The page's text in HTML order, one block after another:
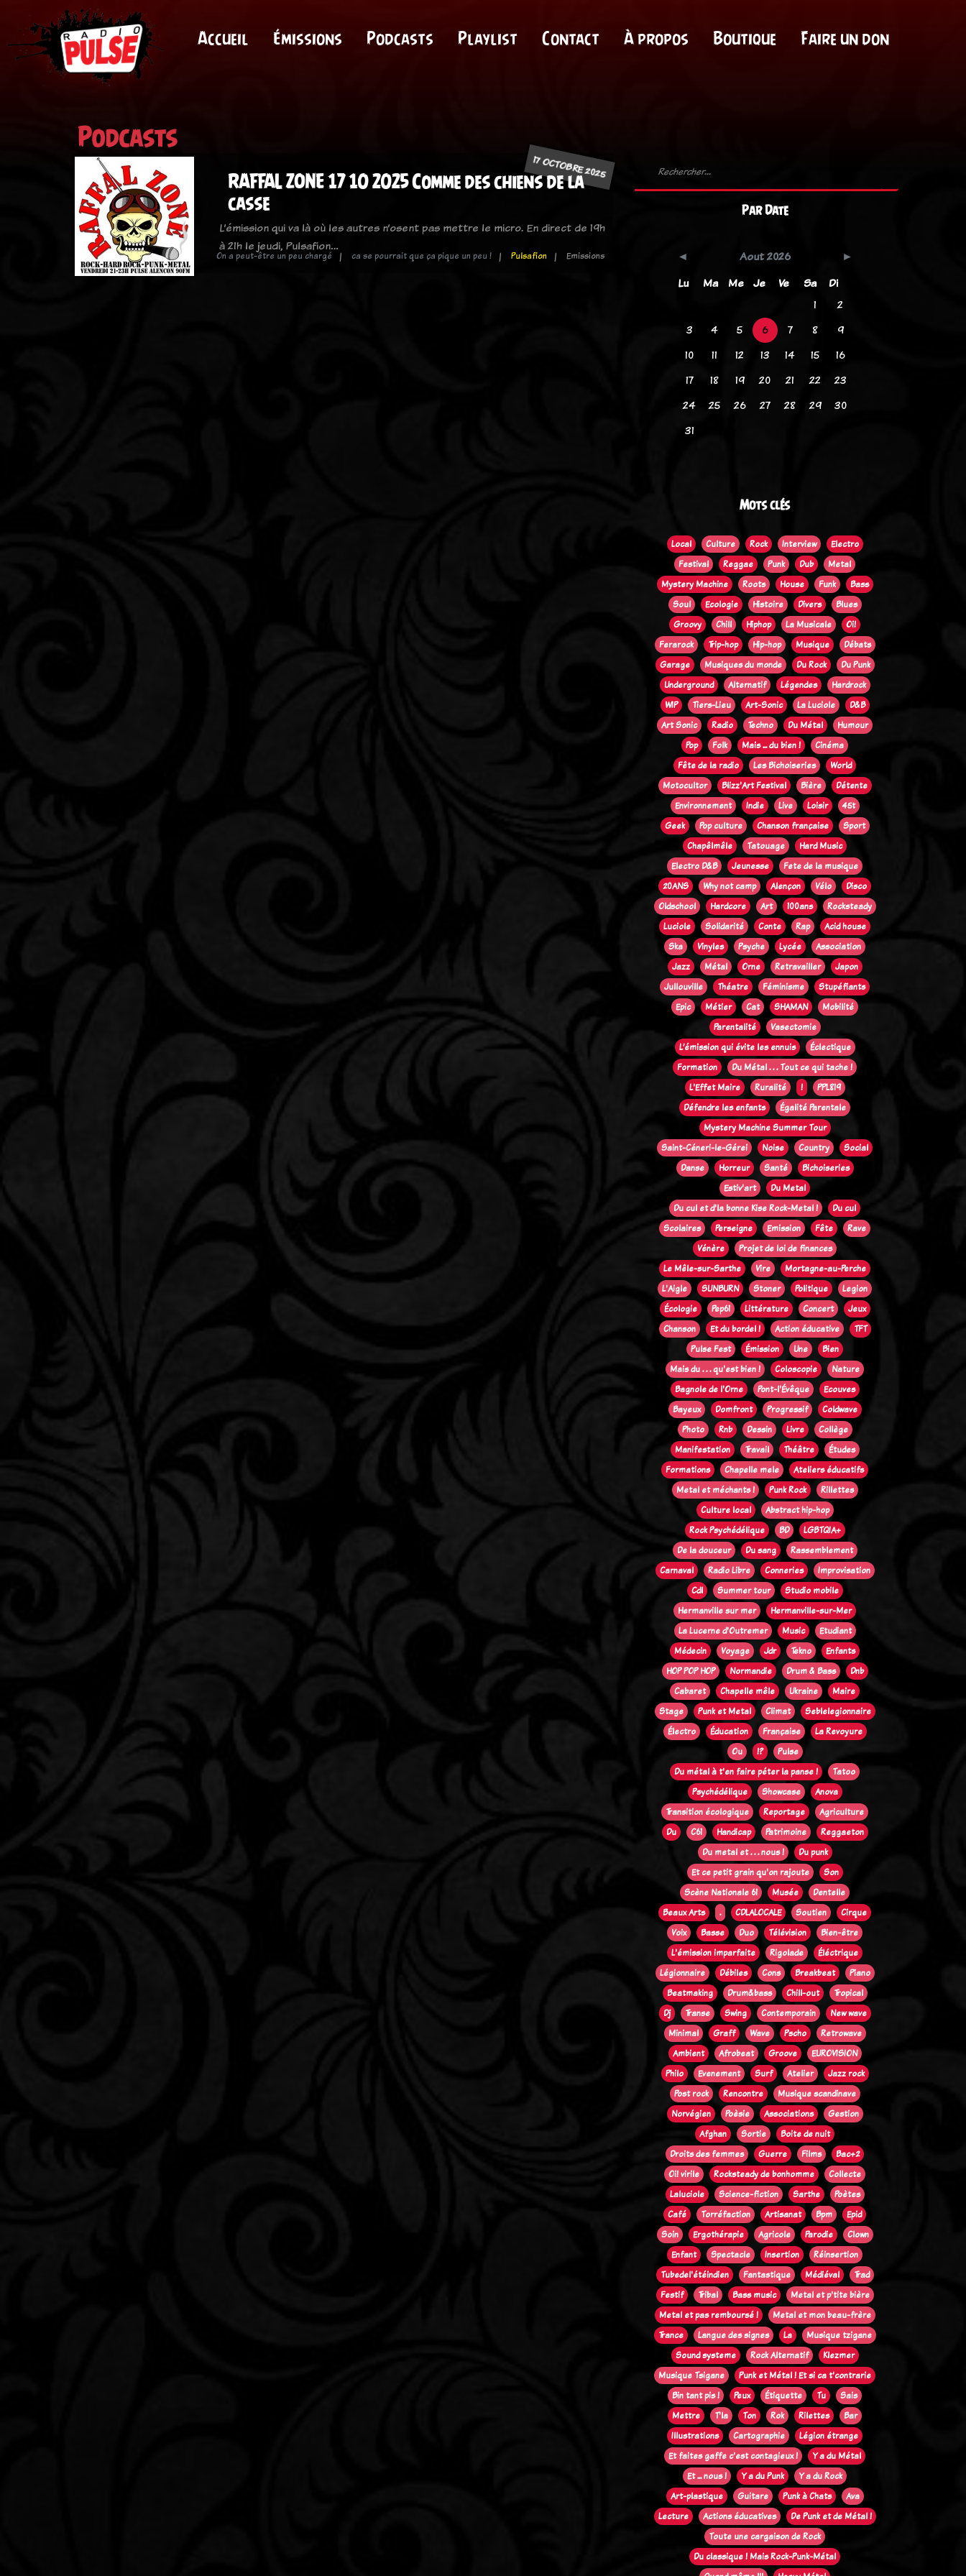
Accueil Émissions Podcasts Playlist Contact À propos Boutique Faire un don
Podcasts
17 OCTOBRE 2025
RAFFAL ZONE 17 10 2025 Comme des chiens de la
casse
L’émission qui va là où les autres n’osent pas mettre le micro. En direct de 19h
à 21h le jeudi, Pulsafion…
On a peut-être un peu chargé ca se pourrait que ça pique un peu ! Pulsafion Emissions
Par Date
Aout 2026
Lu
Ma Me Je Ve Sa
Di
1
2
3
4 5 6 7 8
9
10
11 12 13 14 15
16
17
18 19 20 21 22
23
24
25 26 27 28 29
30
31
Mots clés
Local Culture Rock Interview
Electro
Festival
Reggae Punk Dub
Metal
Mystery Machine
Roots House Funk
Bass
Soul
Ecologie Histoire Divers
Blues
Groovy
Chill Hiphop La Musicale
Oi!
Ferarock
Trip-hop Hip-hop Musique
Débats
Garage
Musiques du monde Du Rock
Du Punk
Underground
Alternatif Légendes
Hardrock
WIP
Tiers-Lieu Art-Sonic La Luciole
D&B
Art Sonic
Radio Techno Du Métal
Humour
Pop
Folk Mais ... du bien !
Cinéma
Fête de la radio
Les Bichoiseries
World
Motocultor
Blizz'Art Festival Bière
Détente
Environnement
Indie Live Loisir
45t
Geek
Pop culture Chanson française
Sport
Chapêlmêle
Tatouage
Hard Music
Electro D&B
Jeunesse
Fete de la musique
20ANS
Why not camp Alençon Vélo
Disco
Oldschool
Hardcore Art 100ans
Rocksteady
Luciole
Solidarité Conte Rap
Acid house
Ska
Vinyles Psyche Lycée
Association
Jazz
Métal Orne Retravailler
Japon
Jullouville
Théatre Féminisme
Stupéfiants
Epic
Métier Cat SHAMAN
Mobilité
Parentalité
Vasectomie
L’émission qui évite les ennuis
Éclectique
Formation
Du Métal . . . Tout ce qui tache !
L'Effet Maire
Ruralité !
PPL819
Défendre les enfants
Égalité Parentale
Mystery Machine Summer Tour
Saint-Céneri-le-Gérei
Noise Country
Social
Danse
Horreur Santé
Bichoiseries
Estiv'art
Du Metal
Du cul et d'la bonne Kise Rock-Metal !
Du cul
Scolaires
Perseigne Emission Fête
Rave
Vénère
Projet de loi de finances
Le Mêle-sur-Sarthe
Vire
Mortagne-au-Perche
L'Aigle
SUNBURN Stoner Politique
Legion
Écologie
Pep61 Littérature Concert
Jeux
Chanson
Et du bordel ! Action éducative
TFT
Pulse Fest
Émission Une
Bien
Mais du . . . qu'est bien !
Coloscopie
Nature
Bagnole de l'Orne
Pont-l'Évêque
Ecouves
Bayeux
Domfront Progressif
Coldwave
Photo
Rnb Dessin Livre
Collège
Manifestation
Travail Théâtre
Études
Formations
Chapelle mele
Ateliers éducatifs
Metal et méchants !
Punk Rock
Rillettes
Culture local
Abstract hip-hop
Rock Psychédélique
BD
LGBTQIA+
De la douceur
Du sang
Rassemblement
Carnaval
Radio Libre Conneries
Improvisation
Cdl
Summer tour
Studio mobile
Hermanville sur mer
Hermanville-sur-Mer
La Lucerne d'Outremer
Music
Etudiant
Médecin
Voyage Jdr Tekno
Enfants
HOP POP HOP
Normandie Drum & Bass
Dnb
Cabaret
Chapelle mêle Ukraine
Maire
Stage
Punk et Metal Climat
Seblelegionnaire
Électro
Éducation Française
La Revoyure
Ou
!?
Pulse
Du métal à t'en faire péter la panse !
Tatoo
Psychédélique
Showcase
Anova
Transition écologique
Reportage
Agriculture
Du
C61 Handicap Patrimoine
Reggaeton
Du metal et . . . nous !
Du punk
Et ce petit grain qu'on rajoute
Son
Scène Nationale 61
Musée
Dentelle
Beaux Arts
. CDLALOCALE Soutien
Cirque
Voix
Basse Duo Télévision
Bien-être
L'émission imparfaite
Rigolade
Éléctrique
Légionnaire
Débiles Cons Breakbeat
Piano
Beatmaking
Drum&bass Chill-out
Tropical
Dj
Transe Swing Contemporain
New wave
Minimal
Graff Wave Pscho
Retrowave
Ambient
Afrobeat Groove
EUROVISION
Philo
Evenement Surf Atelier
Jazz rock
Post rock
Rencontre
Musique scandinave
Norvégien
Poèsie Associations
Gestion
Afghan
Sortie
Boite de nuit
Droits des femmes
Guerre Films
Bac+2
Oi! virile
Rocksteady de bonhomme
Collecte
Laluciole
Science-fiction Sarthe
Poètes
Café
Torréfaction Artisanat Bpm
Epid
Soin
Ergothérapie Agricole Parodie
Clown
Enfant
Spectacle Insertion
Réinsertion
Tubedel'étéindien
Fantastique Médiéval
Trad
Festif
Tribal Bass music
Metal et p'tite bière
Metal et pas remboursé !
Metal et mon beau-frère
Trance
Langue des signes La
Musique tzigane
Sound systeme
Rock Alternatif
Klezmer
Musique Tsigane
Punk et Métal ! Et si ca t'contrarie
Bin tant pis !
Peux Étiquette Tu
Sais
Mettre
T'la Ton Rok Rilettes
Bar
Illustrations
Cartographie
Légion étrange
Et faites gaffe c'est contagieux !
Y a du Métal
Et ... nous !
Y a du Punk
Y a du Rock
Art-plastique
Guitare Punk à Chats
Ava
Lecture
Actions éducatives
De Punk et de Métal !
Toute une cargaison de Rock
Du classique ! Mais Rock-Punk-Métal